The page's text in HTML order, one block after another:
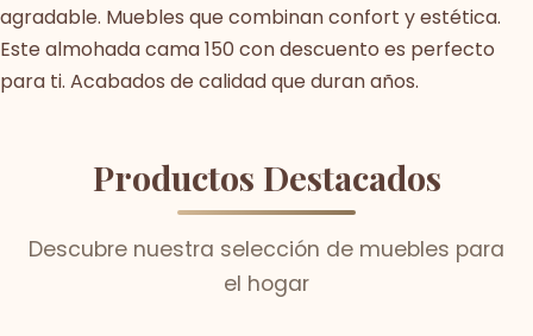
agradable. Muebles que combinan confort y estética.
Este almohada cama 150 con descuento es perfecto
para ti. Acabados de calidad que duran años.
Productos Destacados
Descubre nuestra selección de muebles para
el hogar